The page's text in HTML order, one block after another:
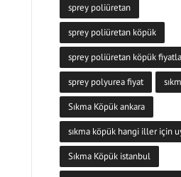
sprey poliüretan
sprey poliüretan köpük
sprey poliüretan köpük
sprey polyurea fiyat
Sıkma Köpük ankara
sıkma köpük hangi iller için
Sıkma Köpük istanbul